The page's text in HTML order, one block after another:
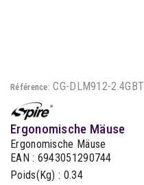
Référence: CG-DLM912-2.4GBT
Ergonomische Mäuse
Ergonomische Mäuse
EAN : 6943051290744
Poids(Kg) : 0.34